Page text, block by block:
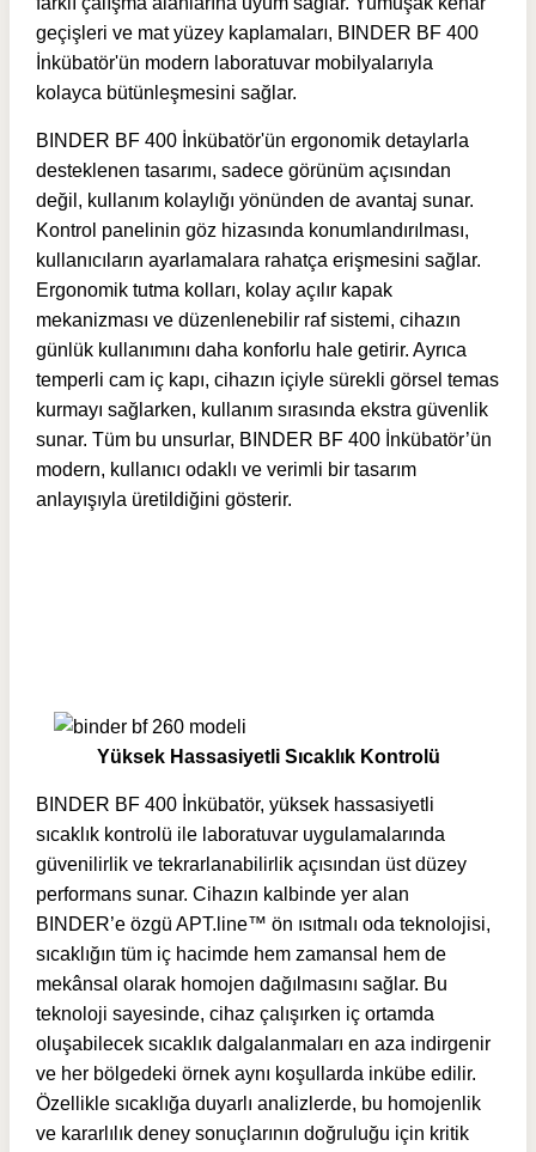
geçişleri ve mat yüzey kaplamaları, BINDER BF 400
İnkübatör'ün modern laboratuvar mobilyalarıyla
kolayca bütünleşmesini sağlar.
BINDER BF 400 İnkübatör'ün ergonomik detaylarla
desteklenen tasarımı, sadece görünüm açısından
değil, kullanım kolaylığı yönünden de avantaj sunar.
Kontrol panelinin göz hizasında konumlandırılması,
kullanıcıların ayarlamalara rahatça erişmesini sağlar.
Ergonomik tutma kolları, kolay açılır kapak
mekanizması ve düzenlenebilir raf sistemi, cihazın
günlük kullanımını daha konforlu hale getirir. Ayrıca
temperli cam iç kapı, cihazın içiyle sürekli görsel temas
kurmayı sağlarken, kullanım sırasında ekstra güvenlik
sunar. Tüm bu unsurlar, BINDER BF 400 İnkübatör’ün
modern, kullanıcı odaklı ve verimli bir tasarım
anlayışıyla üretildiğini gösterir.
Yüksek Hassasiyetli Sıcaklık Kontrolü
BINDER BF 400 İnkübatör, yüksek hassasiyetli
sıcaklık kontrolü ile laboratuvar uygulamalarında
güvenilirlik ve tekrarlanabilirlik açısından üst düzey
performans sunar. Cihazın kalbinde yer alan
BINDER’e özgü APT.line™ ön ısıtmalı oda teknolojisi,
sıcaklığın tüm iç hacimde hem zamansal hem de
mekânsal olarak homojen dağılmasını sağlar. Bu
teknoloji sayesinde, cihaz çalışırken iç ortamda
oluşabilecek sıcaklık dalgalanmaları en aza indirgenir
ve her bölgedeki örnek aynı koşullarda inkübe edilir.
Özellikle sıcaklığa duyarlı analizlerde, bu homojenlik
ve kararlılık deney sonuçlarının doğruluğu için kritik